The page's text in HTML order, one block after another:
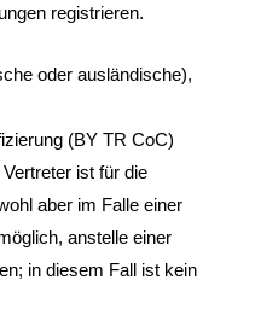
registrieren.
oder ausländische),
(BY TR CoC)
ist für die
aber im Falle einer
anstelle einer
in diesem Fall ist kein